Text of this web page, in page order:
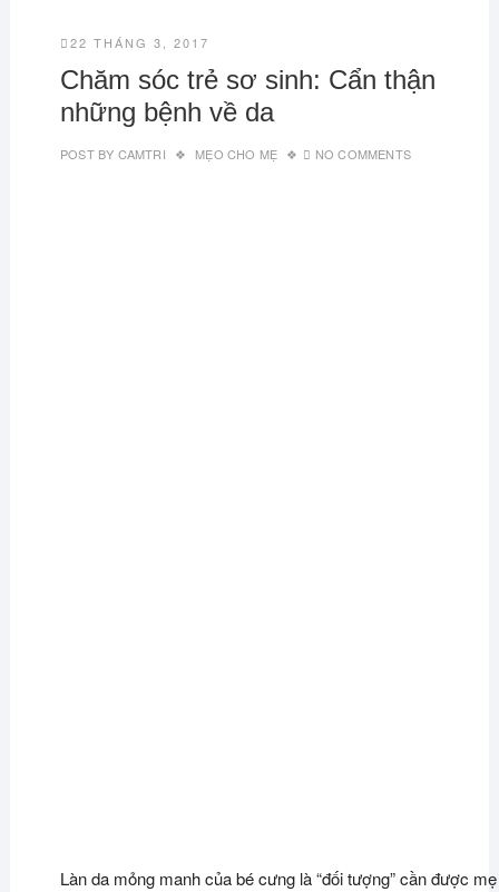
22 THÁNG 3, 2017
Chăm sóc trẻ sơ sinh: Cẩn thận
những bệnh về da
POST BY CAMTRI MẸO CHO MẸ NO COMMENTS
Làn da mỏng manh của bé cưng là “đối tượng” cần được